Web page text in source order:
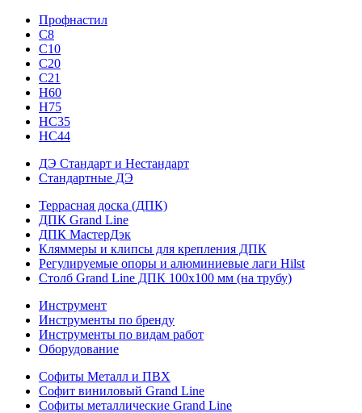
Профнастил
С8
С10
С20
С21
H60
H75
HС35
НС44
ДЭ Стандарт и Нестандарт
Стандартные ДЭ
Террасная доска (ДПК)
ДПК Grand Line
ДПК МастерДэк
Кляммеры и клипсы для крепления ДПК
Регулируемые опоры и алюминиевые лаги Hilst
Столб Grand Line ДПК 100х100 мм (на трубу)
Инструмент
Инструменты по бренду
Инструменты по видам работ
Оборудование
Софиты Металл и ПВХ
Софит виниловый Grand Line
Софиты металлические Grand Line